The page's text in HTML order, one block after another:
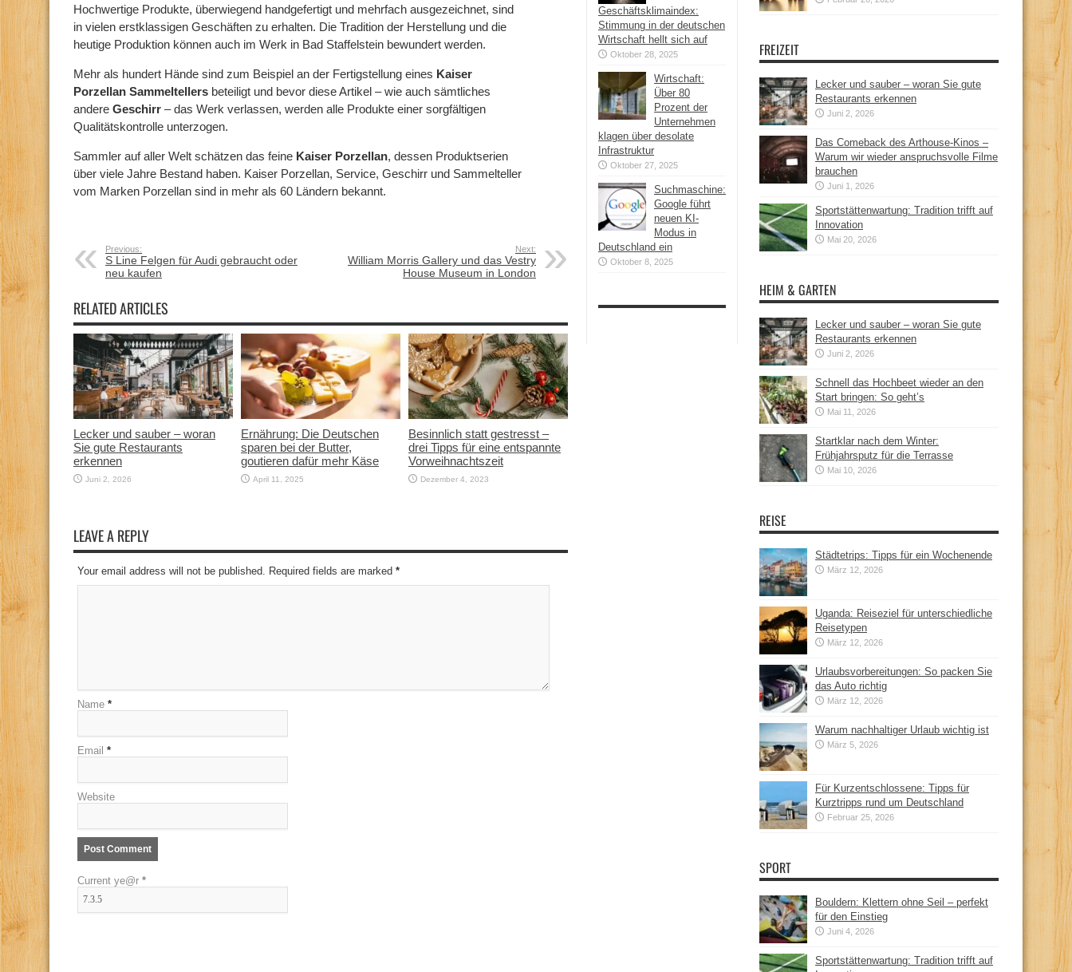
Hochwertige Produkte, überwiegend handgefertigt und mehrfach ausgezeichnet, sind
in vielen erstklassigen Geschäften zu erhalten. Die Tradition der Herstellung und die
heutige Produktion können auch im Werk in Bad Staffelstein bewundert werden.
Mehr als hundert Hände sind zum Beispiel an der Fertigstellung eines Kaiser
Porzellan Sammeltellers beteiligt und bevor diese Artikel – wie auch sämtliches
andere Geschirr – das Werk verlassen, werden alle Produkte einer sorgfältigen
Qualitätskontrolle unterzogen.
Sammler auf aller Welt schätzen das feine Kaiser Porzellan, dessen Produktserien
über viele Jahre Bestand haben. Kaiser Porzellan, Service, Geschirr und Sammelteller
vom Marken Porzellan sind in mehr als 60 Ländern bekannt.
Previous:
S Line Felgen für Audi gebraucht oder
neu kaufen
Next:
William Morris Gallery und das Vestry
House Museum in London
RELATED ARTICLES
Lecker und sauber – woran
Sie gute Restaurants
erkennen
Juni 2, 2026
Ernährung: Die Deutschen
sparen bei der Butter,
goutieren dafür mehr Käse
April 11, 2025
Besinnlich statt gestresst –
drei Tipps für eine entspannte
Vorweihnachtszeit
Dezember 4, 2023
LEAVE A REPLY
Your email address will not be published. Required fields are marked *
Name *
Email *
Website
Current ye@r *
Geschäftsklimaindex:
Stimmung in der deutschen
Wirtschaft hellt sich auf
Oktober 28, 2025
Wirtschaft:
Über 80
Prozent der
Unternehmen
klagen über desolate
Infrastruktur
Oktober 27, 2025
Suchmaschine:
Google führt
neuen KI-
Modus in
Deutschland ein
Oktober 8, 2025
FREIZEIT
Lecker und sauber – woran Sie gute
Restaurants erkennen
Juni 2, 2026
Das Comeback des Arthouse-Kinos –
Warum wir wieder anspruchsvolle Filme
brauchen
Juni 1, 2026
Sportstättenwartung: Tradition trifft auf
Innovation
Mai 20, 2026
HEIM & GARTEN
Lecker und sauber – woran Sie gute
Restaurants erkennen
Juni 2, 2026
Schnell das Hochbeet wieder an den
Start bringen: So geht’s
Mai 11, 2026
Startklar nach dem Winter:
Frühjahrsputz für die Terrasse
Mai 10, 2026
REISE
Städtetrips: Tipps für ein Wochenende
März 12, 2026
Uganda: Reiseziel für unterschiedliche
Reisetypen
März 12, 2026
Urlaubsvorbereitungen: So packen Sie
das Auto richtig
März 12, 2026
Warum nachhaltiger Urlaub wichtig ist
März 5, 2026
Für Kurzentschlossene: Tipps für
Kurztripps rund um Deutschland
Februar 25, 2026
SPORT
Bouldern: Klettern ohne Seil – perfekt
für den Einstieg
Juni 4, 2026
Sportstättenwartung: Tradition trifft auf